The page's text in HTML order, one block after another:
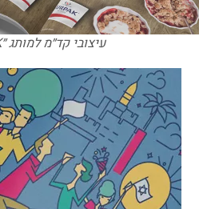
עיצובי קד״מ למותג ״LURPAK״